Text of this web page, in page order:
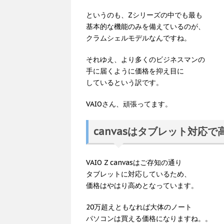
というのも、Zシリーズの中でも最も
基本的な機能のみを備えているのが、
クラムシェルモデルなんですね。
それゆえ、より多くのビジネスマンの
手に届くように価格を抑え目に
しているという訳です。
VAIOさん、頑張ってます。
canvasはタブレット対応で
VAIO Z canvasはご存知の通り
タブレットに対応しているため、
価格はやはり高めとなっています。
20万超えともなれば大体のノート
パソコンは買える価格になりますね。。